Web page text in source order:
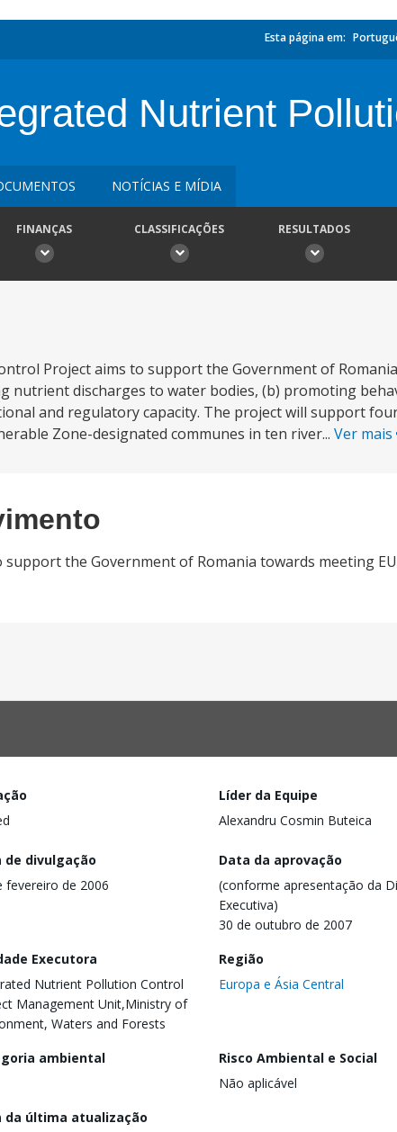
Esta página em:
Nutrient
NOTÍCIAS E MÍDIA
FINANÇAS CLASSIFICAÇÕES RESULTADOS
Project aims to support the Government of
nutrient discharges to water bodies, (b) promoting
and regulatory capacity. The project will support
Zone-designated communes in ten river... Ver mais
the Government of Romania towards meeting
Líder da Equipe
Alexandru Cosmin Buteica
de divulgação
fevereiro de 2006
Data da aprovação
(conforme apresentação da
Executiva)
30 de outubro de 2007
Executora
Nutrient Pollution Control
Management Unit,Ministry of
Waters and Forests
Região
Europa e Ásia Central
ambiental
Risco Ambiental e Social
Não aplicável
da última atualização